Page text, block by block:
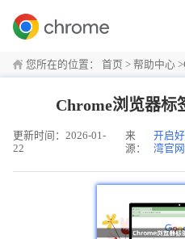
您所在的位置： 首页 > 帮助中心 >
Chrome浏览器标
更新时间：2026-01-
22
来
源：
开启
湾官网